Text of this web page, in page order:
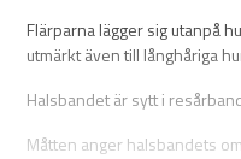
Flärparna lägger sig utanpå
utmärkt även till långhåriga
Halsbandet är sytt i
Måtten anger halsbandets